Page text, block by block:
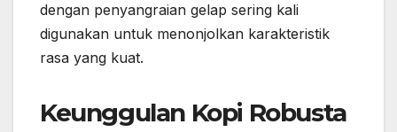
dengan penyangraian gelap sering kali
digunakan untuk menonjolkan karakteristik
rasa yang kuat.
Keunggulan Kopi Robusta